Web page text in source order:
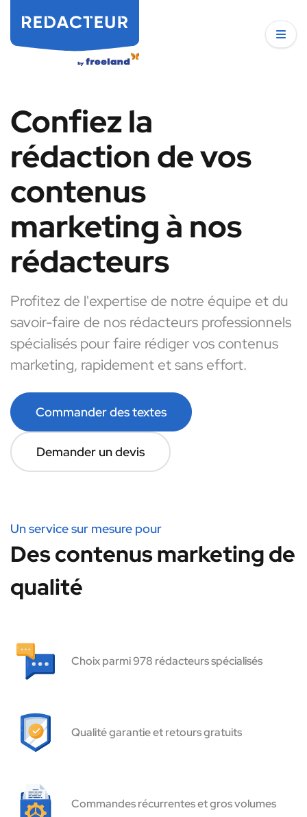
Confiez la
rédaction de vos
contenus
marketing à nos
rédacteurs
Profitez de l'expertise de notre équipe et du
savoir-faire de nos rédacteurs professionnels
spécialisés pour faire rédiger vos contenus
marketing, rapidement et sans effort.
Commander des textes
Demander un devis
Un service sur mesure pour
Des contenus marketing de
qualité
Choix parmi 978 rédacteurs spécialisés
Qualité garantie et retours gratuits
Commandes récurrentes et gros volumes